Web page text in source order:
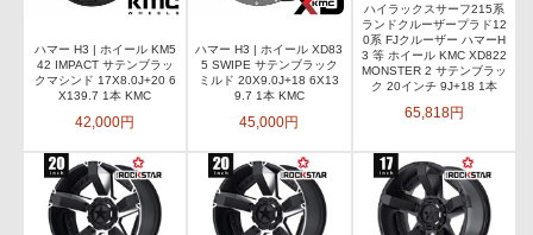
ハマー H3 | ホイール KM5
42 IMPACT サテンブラッ
クマシンド 17X8.0J+20 6
X139.7 1本 KMC
42,000円
ハマー H3 | ホイール XD83
5 SWIPE サテンブラック
ミルド 20X9.0J+18 6X13
9.7 1本 KMC
45,000円
ハイラックスサーフ215系
ランドクルーザープラド12
0系 FJクルーザー ハマーH
3 等 ホイール KMC XD822
MONSTER 2 サテンブラッ
ク 20インチ 9J+18 1本
65,818円